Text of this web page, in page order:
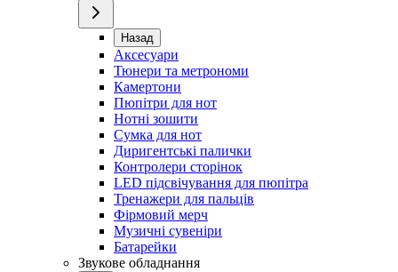
Назад
Аксесуари
Тюнери та метрономи
Камертони
Пюпітри для нот
Нотні зошити
Сумка для нот
Диригентські палички
Контролери сторінок
LED підсвічування для пюпітра
Тренажери для пальців
Фірмовий мерч
Музичні сувеніри
Батарейки
Звукове обладнання